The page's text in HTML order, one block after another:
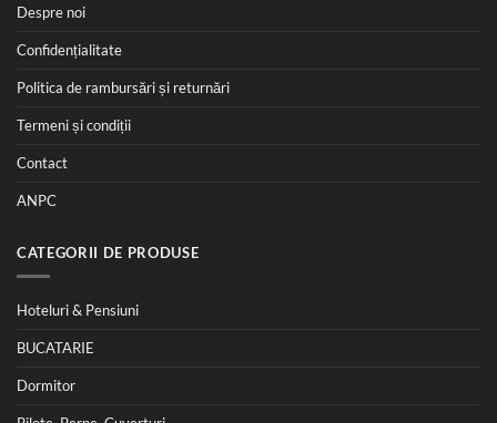
Despre noi
Confidențialitate
Politica de rambursări și returnări
Termeni și condiții
Contact
ANPC
CATEGORII DE PRODUSE
Hoteluri & Pensiuni
BUCATARIE
Dormitor